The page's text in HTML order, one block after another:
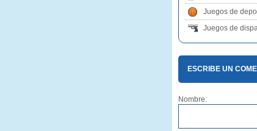
Juegos de
Juegos de
ESCRIBE UN
Nombre: